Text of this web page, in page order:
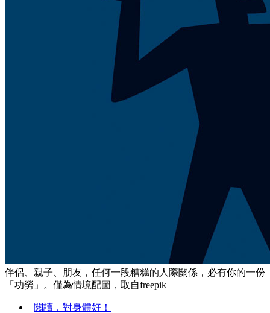
伴侶、親子、朋友，任何一段糟糕的人際關係，必有你的一份
「功勞」。僅為情境配圖，取自freepik
閱讀，對身體好！